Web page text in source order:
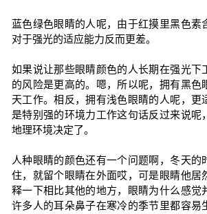
蓝色绿色眼睛的人呢，由于红摸里黑色素
对于强光的适应能力反而更差。
如果说让那些眼睛颜色的人长期在强光下
的风险是更高的。嗯，所以呢，拥有黑色
天工作。相反，拥有浅色眼睛的人呢，更
是特别强的环境力工作这句话反过来说呢
地理环境决定了。
人种眼睛的颜色还有一个问题啊，冬天的
住，就留个眼睛在外面哎，可是眼睛他居
释一下相比其他的地方，眼睛为什么感觉
许多人的耳朵鼻子在寒冷的季节里都容易